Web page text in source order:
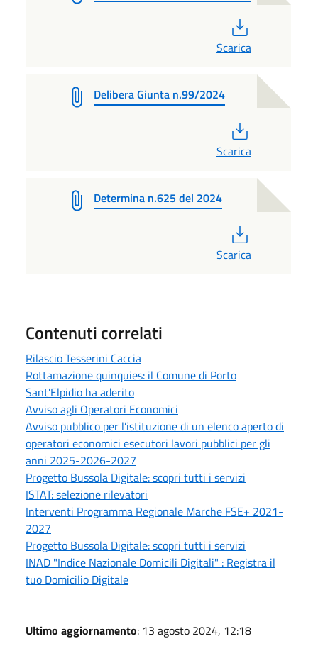
Scarica
Delibera Giunta n.99/2024
Scarica
Determina n.625 del 2024
Scarica
Contenuti correlati
Rilascio Tesserini Caccia
Rottamazione quinquies: il Comune di Porto
Sant'Elpidio ha aderito
Avviso agli Operatori Economici
Avviso pubblico per l’istituzione di un elenco aperto di
operatori economici esecutori lavori pubblici per gli
anni 2025-2026-2027
Progetto Bussola Digitale: scopri tutti i servizi
ISTAT: selezione rilevatori
Interventi Programma Regionale Marche FSE+ 2021-
2027
Progetto Bussola Digitale: scopri tutti i servizi
INAD "Indice Nazionale Domicili Digitali" : Registra il
tuo Domicilio Digitale
Ultimo aggiornamento: 13 agosto 2024, 12:18